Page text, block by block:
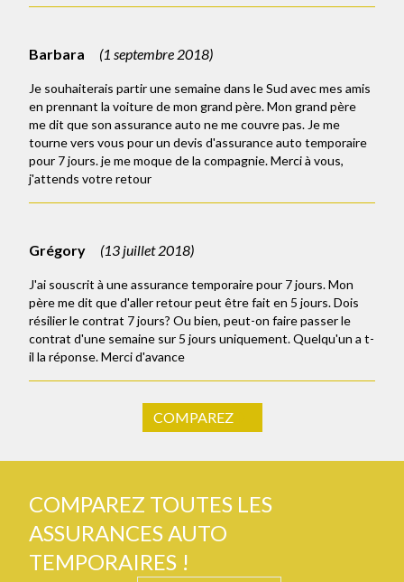
Barbara (1 septembre 2018)
Je souhaiterais partir une semaine dans le Sud avec mes amis
en prennant la voiture de mon grand père. Mon grand père
me dit que son assurance auto ne me couvre pas. Je me
tourne vers vous pour un devis d'assurance auto temporaire
pour 7 jours. je me moque de la compagnie. Merci à vous,
j'attends votre retour
Grégory (13 juillet 2018)
J'ai souscrit à une assurance temporaire pour 7 jours. Mon
père me dit que d'aller retour peut être fait en 5 jours. Dois
résilier le contrat 7 jours? Ou bien, peut-on faire passer le
contrat d'une semaine sur 5 jours uniquement. Quelqu'un a t-
il la réponse. Merci d'avance
COMPAREZ
COMPAREZ TOUTES LES
ASSURANCES AUTO
TEMPORAIRES !